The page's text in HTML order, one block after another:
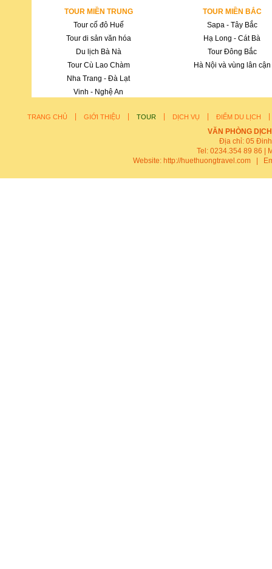
TOUR MIỀN TRUNG
Tour cố đô Huế
Tour di sản văn hóa
Du lịch Bà Nà
Tour Cù Lao Chàm
Nha Trang - Đà Lạt
Vinh - Nghệ An
TOUR MIỀN BẮC
Sapa - Tây Bắc
Hạ Long - Cát Bà
Tour Đông Bắc
Hà Nội và vùng lân cận
TRANG CHỦ GIỚI THIỆU TOUR DỊCH VỤ ĐIỂM DU LỊCH
VĂN PHÒNG
Địa chỉ: 05
Tel: 0234.354 89 86 |
Website: http://huethuongtravel.com |